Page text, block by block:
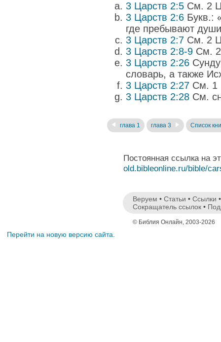
3 Царств 2:5 См. 2
3 Царств 2:6 Букв.:
где пребывают
3 Царств 2:7 См. 2
3 Царств 2:8-9 См.
3 Царств 2:26
словарь, а также
3 Царств 2:27 См. 1
3 Царств 2:28 См.
глава 1 глава 3 Список
Постоянная ссылка на
old.bibleonline.ru/bible/
Веруем • Статьи • Ссылки
Сокращатель ссылок •
© Библия Онлайн, 2003-2026
Перейти на новую версию сайта.